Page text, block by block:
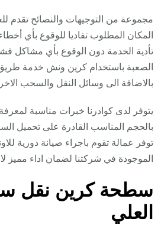
مجموعة من التوجيهات والنصائح تقدم
المكان المطلوب تفاديا للوقوع بأي
تأدية الخدمة دون الوقوع بأي مشاكل
الصعبة باستخدام كرين ونش خدمة
بالاضافة الى وسائل النقل والسحب
يتوفر لدى كوادرنا خبرات مناسبة
بالحجم المناسب القادرة على تحميل
توفر عمالة تقوم باجراء صيانة دورية
الموجودة في شركتنا لضمان اداء مميز
سطحة كرين نقل
العلي